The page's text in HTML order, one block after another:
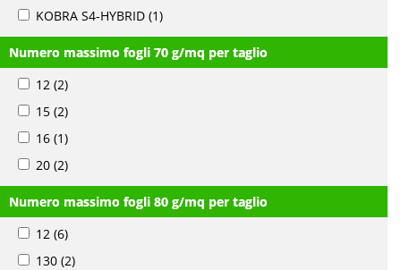
KOBRA S4-HYBRID (1)
Numero massimo fogli 70 g/mq per taglio
12 (2)
15 (2)
16 (1)
20 (2)
Numero massimo fogli 80 g/mq per taglio
12 (6)
130 (2)